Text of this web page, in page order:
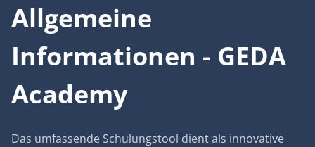
Allgemeine
Informationen - GEDA
Academy
Das umfassende Schulungstool dient als innovative